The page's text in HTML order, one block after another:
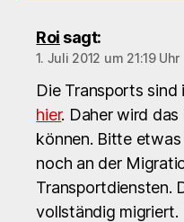
Roi sagt:
1. Juli 2012 um 21:19 Uhr
Die Transports
hier. Daher wird
können. Bitte
noch an der
Transportdiensten.
vollständig migriert.